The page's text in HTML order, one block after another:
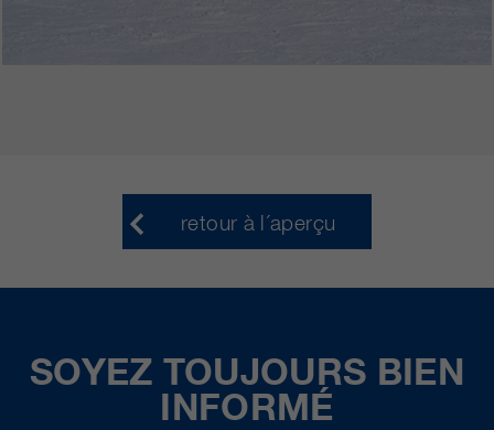
retour à l´aperçu
SOYEZ TOUJOURS BIEN
INFORMÉ